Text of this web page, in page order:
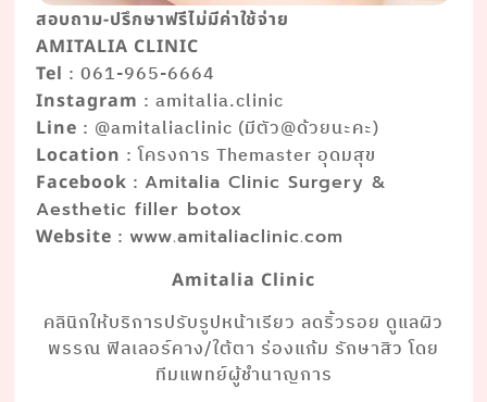
สอบถาม-ปรึกษาฟรีไม่มีค่าใช้จ่าย
AMITALIA CLINIC
Tel : 061-965-6664
Instagram : amitalia.clinic
Line : @amitaliaclinic (มีตัว@ด้วยนะคะ)
Location : โครงการ Themaster อุดมสุข
Facebook :Amitalia Clinic Surgery &
Aesthetic filler botox
Website :www.amitaliaclinic.com
Amitalia Clinic
คลินิกให้บริการปรับรูปหน้าเรียว ลดริ้วรอย ดูแลผิว
พรรณ ฟิลเลอร์คาง/ใต้ตา ร่องแก้ม รักษาสิว โดย
ทีมแพทย์ผู้ชำนาญการ